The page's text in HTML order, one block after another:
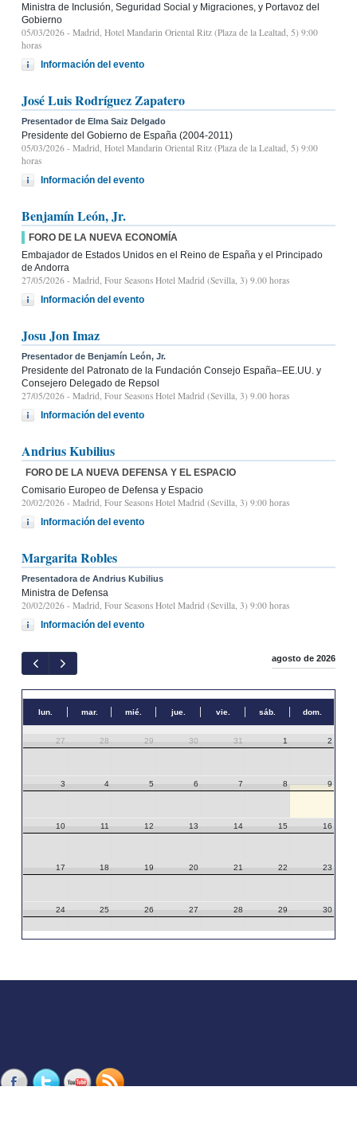
Ministra de Inclusión, Seguridad Social y Migraciones, y Portavoz del
Gobierno
05/03/2026 - Madrid, Hotel Mandarin Oriental Ritz (Plaza de la Lealtad, 5) 9:00
horas
Información del evento
José Luis Rodríguez Zapatero
Presentador de Elma Saiz Delgado
Presidente del Gobierno de España (2004-2011)
05/03/2026 - Madrid, Hotel Mandarin Oriental Ritz (Plaza de la Lealtad, 5) 9:00
horas
Información del evento
Benjamín León, Jr.
FORO DE LA NUEVA ECONOMÍA
Embajador de Estados Unidos en el Reino de España y el Principado
de Andorra
27/05/2026 - Madrid, Four Seasons Hotel Madrid (Sevilla, 3) 9.00 horas
Información del evento
Josu Jon Imaz
Presentador de Benjamín León, Jr.
Presidente del Patronato de la Fundación Consejo España–EE.UU. y
Consejero Delegado de Repsol
27/05/2026 - Madrid, Four Seasons Hotel Madrid (Sevilla, 3) 9.00 horas
Información del evento
Andrius Kubilius
FORO DE LA NUEVA DEFENSA Y EL ESPACIO
Comisario Europeo de Defensa y Espacio
20/02/2026 - Madrid, Four Seasons Hotel Madrid (Sevilla, 3) 9:00 horas
Información del evento
Margarita Robles
Presentadora de Andrius Kubilius
Ministra de Defensa
20/02/2026 - Madrid, Four Seasons Hotel Madrid (Sevilla, 3) 9:00 horas
Información del evento
agosto de 2026
lun. mar. mié. jue. vie. sáb. dom.
27 28 29 30 31 1 2
3 4 5 6 7 8 9
10 11 12 13 14 15 16
17 18 19 20 21 22 23
24 25 26 27 28 29 30